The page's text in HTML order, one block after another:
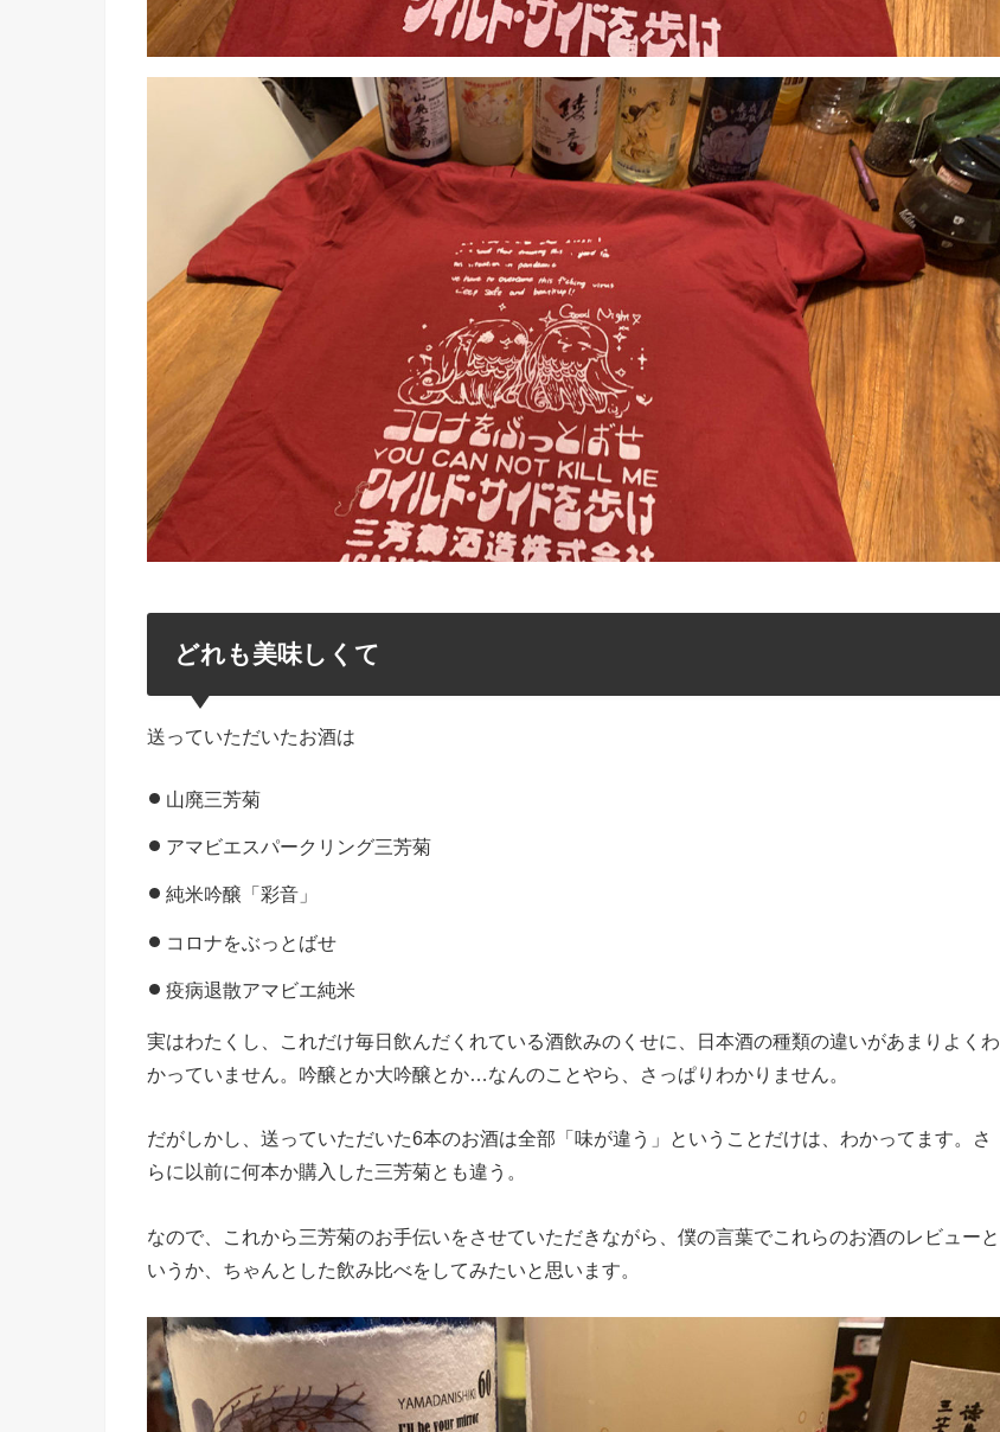
どれも美味しくて
送っていただいたお酒は
山廃三芳菊
アマビエスパークリング三芳菊
純米吟醸「彩音」
コロナをぶっとばせ
疫病退散アマビエ純米
実はわたくし、これだけ毎日飲んだくれている酒飲みのくせに、日本酒の種類の違いがあまりよくわ
かっていません。吟醸とか大吟醸とか…なんのことやら、さっぱりわかりません。
だがしかし、送っていただいた6本のお酒は全部「味が違う」ということだけは、わかってます。さ
らに以前に何本か購入した三芳菊とも違う。
なので、これから三芳菊のお手伝いをさせていただきながら、僕の言葉でこれらのお酒のレビューと
いうか、ちゃんとした飲み比べをしてみたいと思います。